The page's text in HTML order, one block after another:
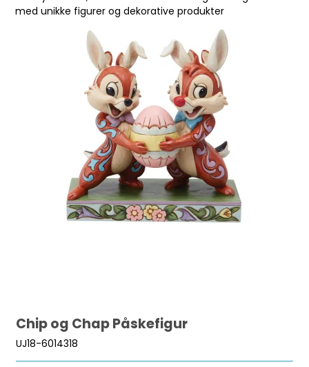
med unikke figurer og dekorative produkter
Chip og Chap Påskefigur
UJ18-6014318